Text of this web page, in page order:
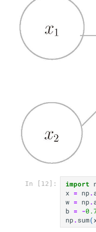
In [12]: import
x = np.
w = np.
b = -
np. sum(